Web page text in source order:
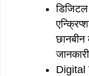
Digital